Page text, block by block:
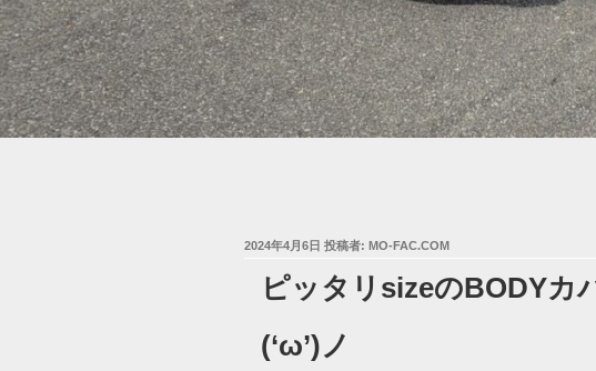
投
2024年4月6日 投稿者: MO-FAC.COM
ピッタリsizeのBODYカ
(‘ω’)ノ